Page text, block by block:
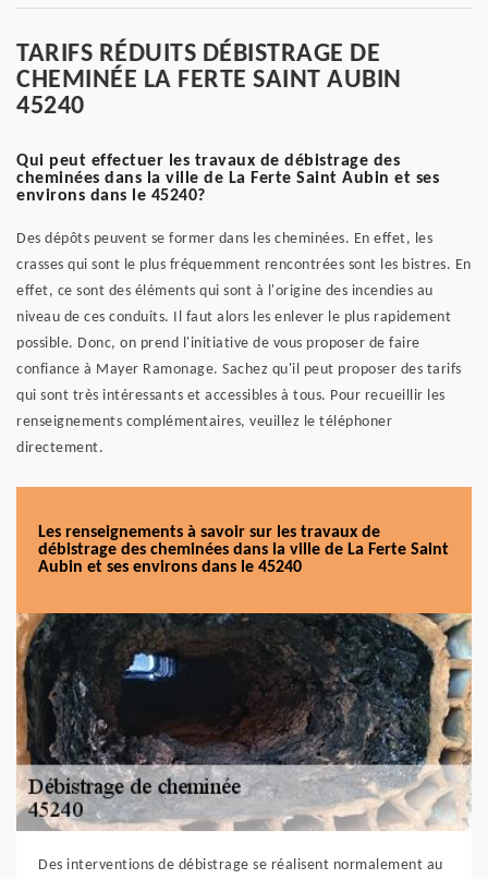
TARIFS RÉDUITS DÉBISTRAGE DE
CHEMINÉE LA FERTE SAINT AUBIN
45240
Qui peut effectuer les travaux de débistrage des
cheminées dans la ville de La Ferte Saint Aubin et ses
environs dans le 45240?
Des dépôts peuvent se former dans les cheminées. En effet, les
crasses qui sont le plus fréquemment rencontrées sont les bistres. En
effet, ce sont des éléments qui sont à l'origine des incendies au
niveau de ces conduits. Il faut alors les enlever le plus rapidement
possible. Donc, on prend l'initiative de vous proposer de faire
confiance à Mayer Ramonage. Sachez qu'il peut proposer des tarifs
qui sont très intéressants et accessibles à tous. Pour recueillir les
renseignements complémentaires, veuillez le téléphoner
directement.
Les renseignements à savoir sur les travaux de
débistrage des cheminées dans la ville de La Ferte Saint
Aubin et ses environs dans le 45240
Des interventions de débistrage se réalisent normalement au